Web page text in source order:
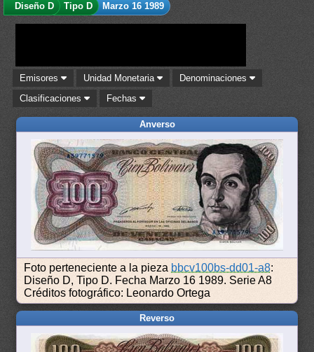
Diseño D
Tipo D Marzo 16 1989
Emisores Unidad Monetaria
Denominaciones
Clasificaciones
Fechas
Anverso
Foto perteneciente a la pieza bbcv100bs-dd01-a8:
Diseño D, Tipo D. Fecha Marzo 16 1989. Serie A8
Créditos fotográfico: Leonardo Ortega
Reverso